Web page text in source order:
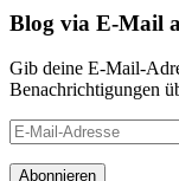
Blog via E-Mail
Gib deine E-Mail-
Benachrichtigungen
E-
Mail-
Adresse
Abonnieren